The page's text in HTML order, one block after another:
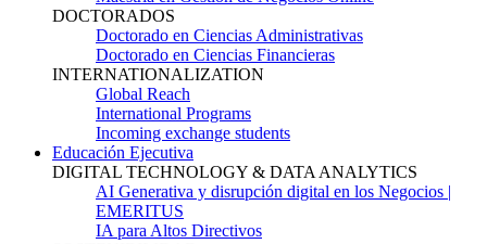
DOCTORADOS
Doctorado en Ciencias Administrativas
Doctorado en Ciencias Financieras
INTERNATIONALIZATION
Global Reach
International Programs
Incoming exchange students
Educación Ejecutiva
DIGITAL TECHNOLOGY & DATA ANALYTICS
AI Generativa y disrupción digital en los Negocios |
EMERITUS
IA para Altos Directivos